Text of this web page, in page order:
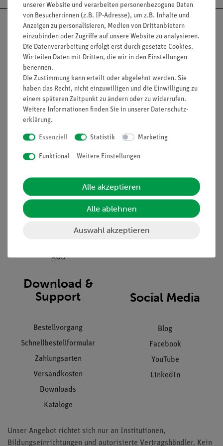
Nach oben
Informationen
Unternehmen
Stellenangebote
Kontakt
Hinweisgeberschutz
Datenschutz
AGB
Service
Übersicht Service
Einräumservice
Inbetriebnahme & Schulungen
Download &
Support
Bestellvorgang
Schnellbestellformular
Zahlungsarten
Versandkosten
Downloads
Kataloge
Social Media
Blog
Facebook
YouTube
LinkedIn
Unser Angebot richtet sich nur an Institutionen,
Bildungseinrichtungen und autorisierte Vertragshändler. Kein
unserer Website und verarbeiten personenbezogene Daten
von Besucher:innen (z.B. IP-Adresse), um z.B. Inhalte und
Anzeigen zu personalisieren, Medien von Drittanbietern
einzubinden oder Zugriffe auf unsere Website zu analysieren.
Die Datenverarbeitung erfolgt erst durch gesetzte Cookies.
Wir teilen Daten mit Dritten, die wir in den Einstellungen
benennen.
Die Zustimmung kann erteilt oder abgelehnt werden. Sie
haben das Recht, nicht einzuwilligen und die Einwilligung zu
einem späteren Zeitpunkt zu ändern oder zu widerrufen.
Weitere Informationen finden Sie in unserer Daten­schutz­
erklärung.
Essenziell Statistik Marketing
Funktional Weitere Einstellungen
Alle akzeptieren
Alle ablehnen
Auswahl akzeptieren